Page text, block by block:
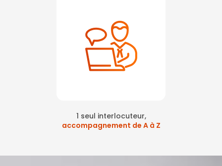
1 seul interlocuteur,
accompagnement de A à Z